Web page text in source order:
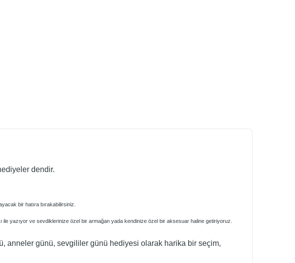
dendir.
bir hatıra bırakabilirsiniz.
yazıyor ve sevdiklerinize özel bir armağan yada kendinize özel bir aksesuar haline getiriyoruz.
anneler günü, sevgililer günü hediyesi olarak harika bir seçim,